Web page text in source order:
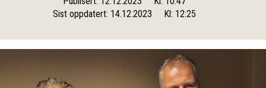
Sist oppdatert: 14.12.2023
Kl: 12:25